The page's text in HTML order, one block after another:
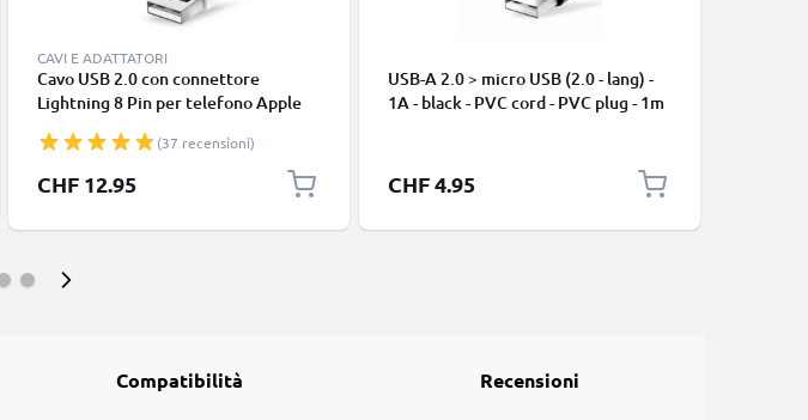
CAVI E ADATTATORI
Cavo USB 2.0 con connettore
Lightning 8 Pin per telefono Apple
SE filo di 1m cavetto dati & ricarica
in bianco per cellulare
(37 recensioni)
CHF 12.95
USB-A 2.0 > micro USB (2.0 - lang) -
1A - black - PVC cord - PVC plug - 1m
CHF 4.95
Compatibilità Recensioni